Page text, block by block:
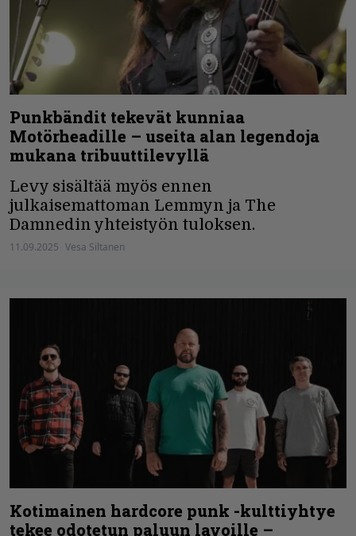
Punkbändit tekevät kunniaa
Motörheadille – useita alan legendoja
mukana tribuuttilevyllä
Levy sisältää myös ennen
julkaisemattoman Lemmyn ja The
Damnedin yhteistyön tuloksen.
11.09.2025 Vesa Siltanen
Kotimainen hardcore punk -kulttiyhtye
tekee odotetun paluun lavoille –